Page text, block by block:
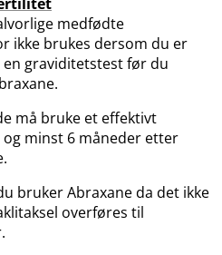
medfødte
ikke brukes dersom du er
graviditetstest før du
må bruke et effektivt
minst 6 måneder etter
bruker Abraxane da det ikke
overføres til